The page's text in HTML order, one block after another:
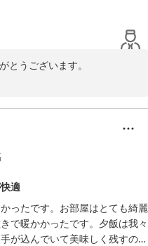
が、ミャンマー人の店員さんの
で持ってきてくれて、おなかい
いい方で、宿泊されている方も
と心から思いました！
すめしたいです！宮城旅行の素
！！
いただき、ありがとうござい
、窓からの景色もお楽しみい
持ちいい湯」とのお言葉、温
ついても、温かいお言葉をあ
きたこと、そしてお腹いっぱ
とっても何よりの励みになり
間が素敵な思い出になってお
とうございます。
り御礼申し上げます。
のこと、大変嬉しく存じま
お褒めいただきありがとうご
あぶらげ、笹かまなど、宮城
ていただけたことは、調理ス
ます。特に玉こんにゃくの出
と、本当に嬉しく思います。
適
ったです。お部屋はとても綺麗
で暖かかったです。夕飯は我々
が込んでいて美味しく残すのが